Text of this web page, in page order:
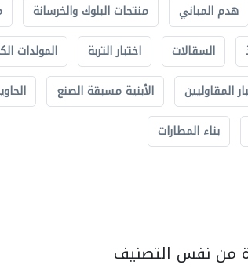
هدم المباني منتجات البلوك والخرسانة
السقالات اختبار التربة المولدات
المقاوليين الأبنية مسبقة الصنع
بناء المطارات
من نفس التصنيف